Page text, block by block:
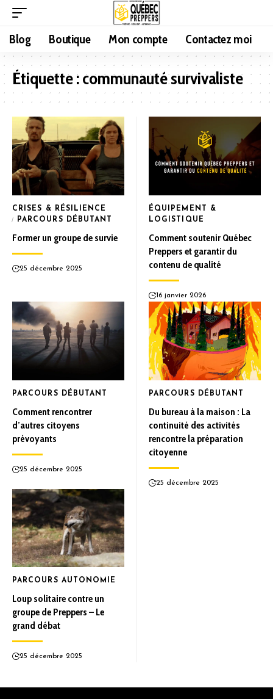
Blog Boutique Mon compte Contactez moi
Étiquette :communauté survivaliste
CRISES & RÉSILIENCE
PARCOURS DÉBUTANT
Former un groupe de survie
25 décembre 2025
ÉQUIPEMENT &
LOGISTIQUE
Comment soutenir Québec
Preppers et garantir du
contenu de qualité
16 janvier 2026
PARCOURS DÉBUTANT
Comment rencontrer
d’autres citoyens
prévoyants
25 décembre 2025
PARCOURS DÉBUTANT
Du bureau à la maison : La
continuité des activités
rencontre la préparation
citoyenne
25 décembre 2025
PARCOURS AUTONOMIE
Loup solitaire contre un
groupe de Preppers – Le
grand débat
25 décembre 2025